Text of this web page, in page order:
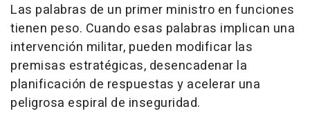
Las palabras de un primer ministro en funciones
tienen peso. Cuando esas palabras implican una
intervención militar, pueden modificar las
premisas estratégicas, desencadenar la
planificación de respuestas y acelerar una
peligrosa espiral de inseguridad.